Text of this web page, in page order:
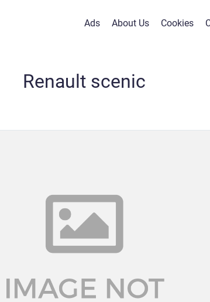
Ads About Us Cookies
Renault scenic